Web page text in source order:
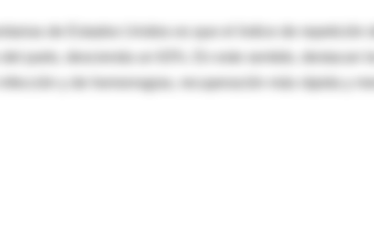
y de hemorragias, recuperación más rápida y